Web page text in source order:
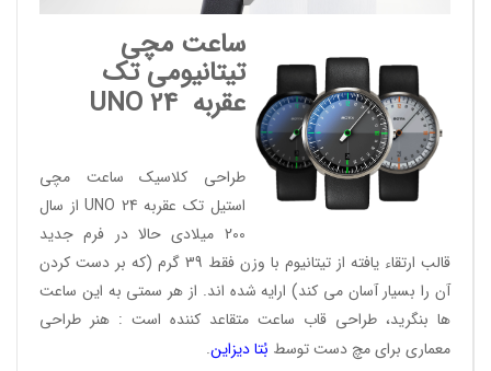
ساعت مچی
تیتانیومی تک
عقربهUNO 24
طراحی کلاسیک ساعت مچی
استیل تک عقربه UNO 24 از سال
200 میلادی حالا در فرم جدید
قالب ارتقاء یافته از تیتانیوم با وزن فقط 39 گرم (که بر دست کردن
آن را بسیار آسان می کند) ارایه شده اند. از هر سمتی به این ساعت
ها بنگرید، طراحی قاب ساعت متقاعد کننده است : هنر طراحی
معماری برای مچ دست توسط بُتا دیزاین.